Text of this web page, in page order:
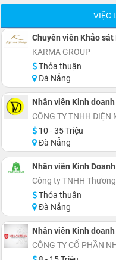
VIỆC
Chuyên viên Khảo sát
KARMA GROUP
Thỏa thuận
Đà Nẵng
Nhân viên Kinh
CÔNG TY TNHH ĐIỆN
10 - 35 Triệu
Đà Nẵng
Nhân viên Kinh
Công ty TNHH
Thỏa thuận
Đà Nẵng
Nhân viên Kinh
CÔNG TY CỔ PHẦN